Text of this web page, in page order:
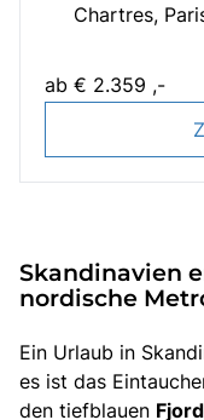
Chartres
ab € 2.359 ,-
Skandinavien
nordische
Ein Urlaub in
es ist das
den tiefblauen